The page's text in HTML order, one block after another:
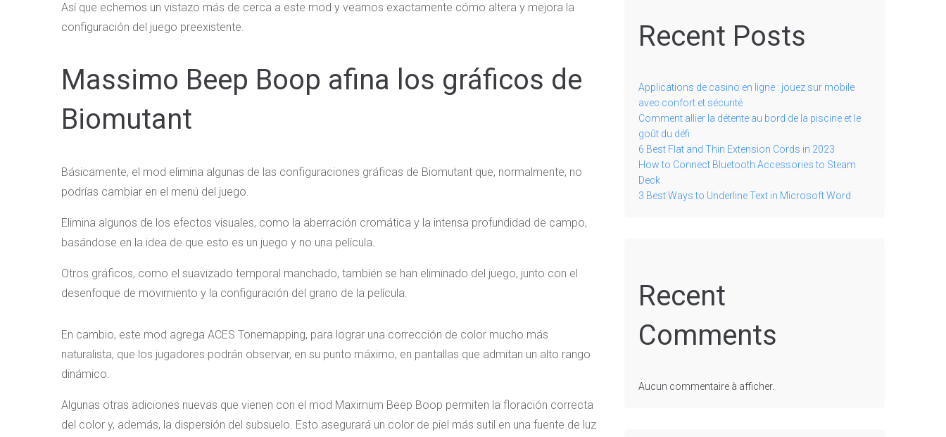
Así que echemos un vistazo más de cerca a este mod y veamos exactamente cómo altera y mejora la
configuración del juego preexistente.
Massimo Beep Boop afina los gráficos de
Biomutant
Básicamente, el mod elimina algunas de las configuraciones gráficas de Biomutant que, normalmente, no
podrías cambiar en el menú del juego.
Elimina algunos de los efectos visuales, como la aberración cromática y la intensa profundidad de campo,
basándose en la idea de que esto es un juego y no una película.
Otros gráficos, como el suavizado temporal manchado, también se han eliminado del juego, junto con el
desenfoque de movimiento y la configuración del grano de la película.
En cambio, este mod agrega ACES Tonemapping, para lograr una corrección de color mucho más
naturalista, que los jugadores podrán observar, en su punto máximo, en pantallas que admitan un alto rango
dinámico.
Algunas otras adiciones nuevas que vienen con el mod Maximum Beep Boop permiten la floración correcta
del color y, además, la dispersión del subsuelo. Esto asegurará un color de piel más sutil en una fuente de luz
Recent Posts
Applications de casino en ligne : jouez sur mobile
avec confort et sécurité
Comment allier la détente au bord de la piscine et le
goût du défi
6 Best Flat and Thin Extension Cords in 2023
How to Connect Bluetooth Accessories to Steam
Deck
3 Best Ways to Underline Text in Microsoft Word
Recent
Comments
Aucun commentaire à afficher.